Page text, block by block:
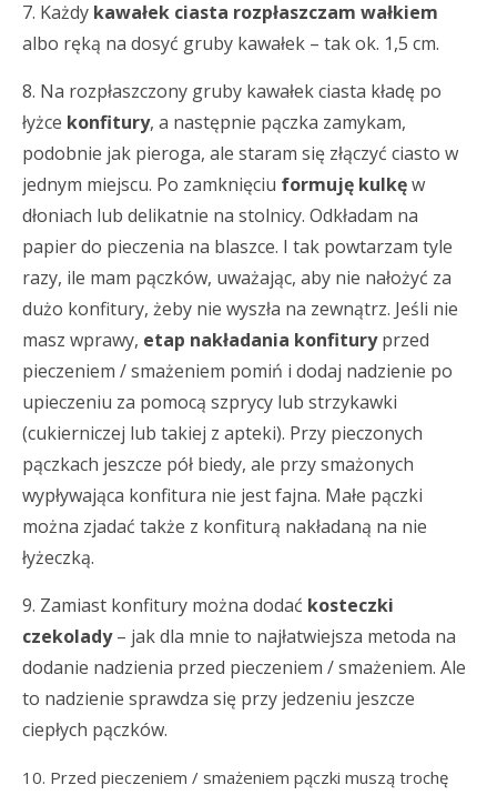
7. Każdy kawałek ciasta rozpłaszczam wałkiem
albo ręką na dosyć gruby kawałek – tak ok. 1,5 cm.
8. Na rozpłaszczony gruby kawałek ciasta kładę po
łyżce konfitury, a następnie pączka zamykam,
podobnie jak pieroga, ale staram się złączyć ciasto w
jednym miejscu. Po zamknięciu formuję kulkęw
dłoniach lub delikatnie na stolnicy. Odkładam na
papier do pieczenia na blaszce. I tak powtarzam tyle
razy, ile mam pączków, uważając, aby nie nałożyć za
dużo konfitury, żeby nie wyszła na zewnątrz. Jeśli nie
masz wprawy, etap nakładania konfituryprzed
pieczeniem / smażeniem pomiń i dodaj nadzienie po
upieczeniu za pomocą szprycy lub strzykawki
(cukierniczej lub takiej z apteki). Przy pieczonych
pączkach jeszcze pół biedy, ale przy smażonych
wypływająca konfitura nie jest fajna. Małe pączki
można zjadać także z konfiturą nakładaną na nie
łyżeczką.
9. Zamiast konfitury można dodać kosteczki
czekolady– jak dla mnie to najłatwiejsza metoda na
dodanie nadzienia przed pieczeniem / smażeniem. Ale
to nadzienie sprawdza się przy jedzeniu jeszcze
ciepłych pączków.
10. Przed pieczeniem / smażeniem pączki muszą trochę